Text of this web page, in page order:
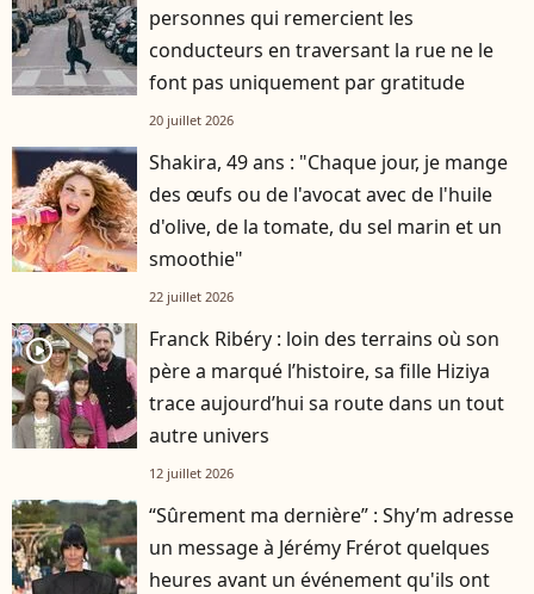
personnes qui remercient les
conducteurs en traversant la rue ne le
font pas uniquement par gratitude
20 juillet 2026
Shakira, 49 ans : "Chaque jour, je mange
des œufs ou de l'avocat avec de l'huile
d'olive, de la tomate, du sel marin et un
smoothie"
22 juillet 2026
player2
Franck Ribéry : loin des terrains où son
père a marqué l’histoire, sa fille Hiziya
trace aujourd’hui sa route dans un tout
autre univers
12 juillet 2026
“Sûrement ma dernière” : Shy’m adresse
un message à Jérémy Frérot quelques
heures avant un événement qu'ils ont